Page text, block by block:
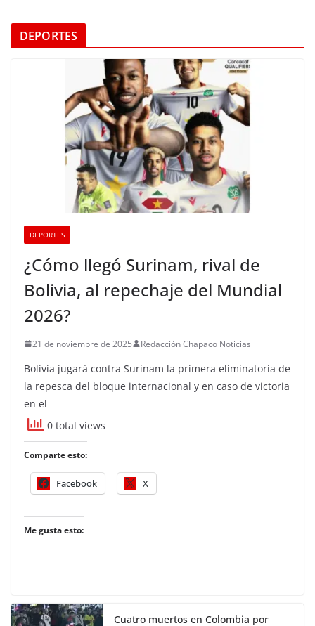
DEPORTES
DEPORTES
¿Cómo llegó Surinam, rival de
Bolivia, al repechaje del Mundial
2026?
21 de noviembre de 2025 Redacción Chapaco Noticias
Bolivia jugará contra Surinam la primera eliminatoria de
la repesca del bloque internacional y en caso de victoria
en el
0 total views
Comparte esto:
Facebook X
Me gusta esto:
Cuatro muertos en Colombia por